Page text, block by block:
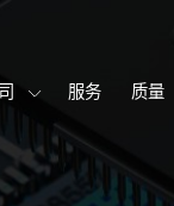
服务 质量